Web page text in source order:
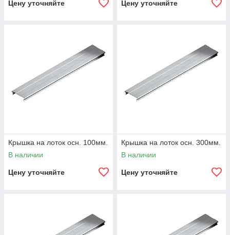
Цену уточняйте Цену уточняйте
Крышка на лоток осн. 100мм.
В наличии
Цену уточняйте
Крышка на лоток осн. 300мм.
В наличии
Цену уточняйте